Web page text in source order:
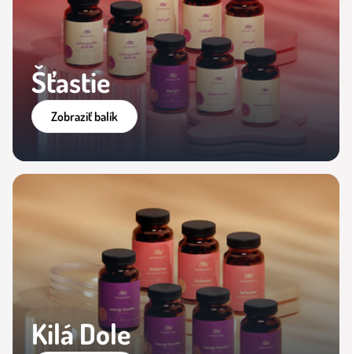
Šťastie
Zobraziť balík
Kilá Dole